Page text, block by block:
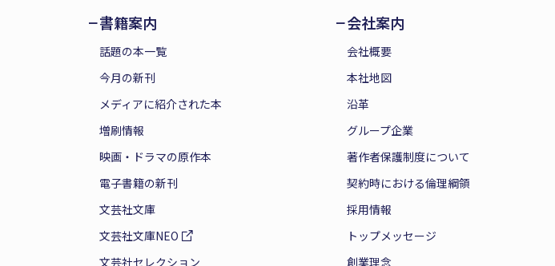
書籍案内
話題の本一覧
今月の新刊
メディアに紹介された本
増刷情報
映画・ドラマの原作本
電子書籍の新刊
文芸社文庫
文芸社文庫NEO
文芸社セレクション
会社案内
会社概要
本社地図
沿革
グループ企業
著作者保護制度について
契約時における倫理綱領
採用情報
トップメッセージ
創業理念